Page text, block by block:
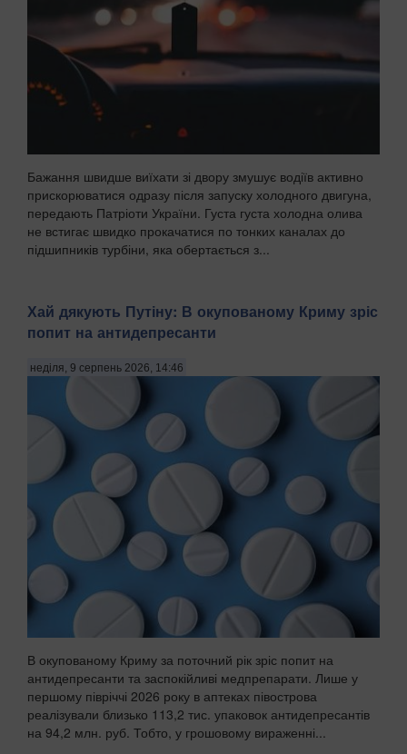
Бажання швидше виїхати зі двору змушує водіїв активно
прискорюватися одразу після запуску холодного двигуна,
передають Патріоти України. Густа густа холодна олива
не встигає швидко прокачатися по тонких каналах до
підшипників турбіни, яка обертається з...
Хай дякують Путіну: В окупованому Криму зріс
попит на антидепресанти
неділя, 9 серпень 2026, 14:46
В окупованому Криму за поточний рік зріс попит на
антидепресанти та заспокійливі медпрепарати. Лише у
першому півріччі 2026 року в аптеках півострова
реалізували близько 113,2 тис. упаковок антидепресантів
на 94,2 млн. руб. Тобто, у грошовому вираженні...